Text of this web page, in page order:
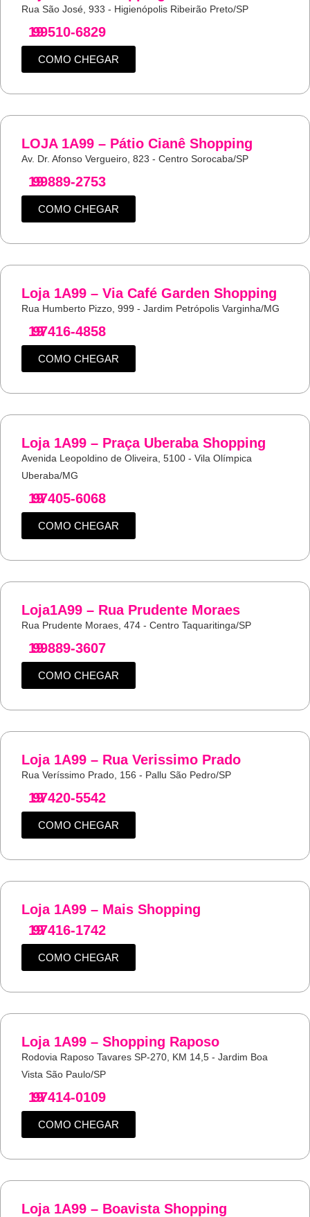
Rua São José, 933 - Higienópolis Ribeirão Preto/SP
19
99510-6829
COMO CHEGAR
LOJA 1A99 – Pátio Cianê Shopping
Av. Dr. Afonso Vergueiro, 823 - Centro Sorocaba/SP
19
99889-2753
COMO CHEGAR
Loja 1A99 – Via Café Garden Shopping
Rua Humberto Pizzo, 999 - Jardim Petrópolis Varginha/MG
19
97416-4858
COMO CHEGAR
Loja 1A99 – Praça Uberaba Shopping
Avenida Leopoldino de Oliveira, 5100 - Vila Olímpica
Uberaba/MG
19
97405-6068
COMO CHEGAR
Loja1A99 – Rua Prudente Moraes
Rua Prudente Moraes, 474 - Centro Taquaritinga/SP
19
99889-3607
COMO CHEGAR
Loja 1A99 – Rua Verissimo Prado
Rua Veríssimo Prado, 156 - Pallu São Pedro/SP
19
97420-5542
COMO CHEGAR
Loja 1A99 – Mais Shopping
19
97416-1742
COMO CHEGAR
Loja 1A99 – Shopping Raposo
Rodovia Raposo Tavares SP-270, KM 14,5 - Jardim Boa
Vista São Paulo/SP
19
97414-0109
COMO CHEGAR
Loja 1A99 – Boavista Shopping